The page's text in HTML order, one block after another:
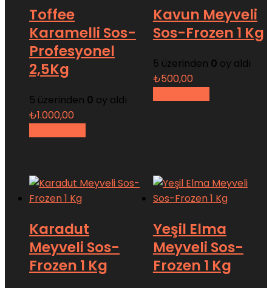
Toffee
Karamelli Sos-
Profesyonel
2,5Kg
5 üzerinden 0 oy aldı
₺1.000,00
Kavun Meyveli
Sos-Frozen 1 Kg
5 üzerinden 0 oy aldı
₺500,00
Karadut
Meyveli Sos-
Frozen 1 Kg
Yeşil Elma
Meyveli Sos-
Frozen 1 Kg